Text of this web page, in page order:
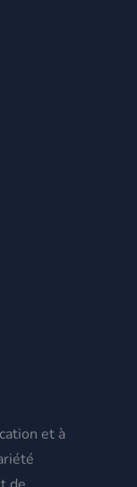
et à